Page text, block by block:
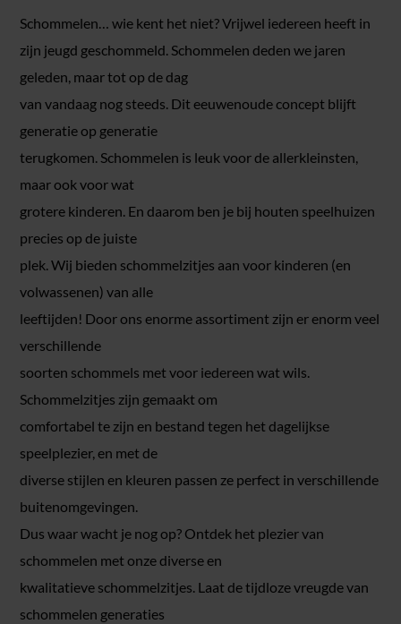
Schommelen… wie kent het niet? Vrijwel iedereen heeft in
zijn jeugd geschommeld. Schommelen deden we jaren
geleden, maar tot op de dag
van vandaag nog steeds. Dit eeuwenoude concept blijft
generatie op generatie
terugkomen. Schommelen is leuk voor de allerkleinsten,
maar ook voor wat
grotere kinderen. En daarom ben je bij houten speelhuizen
precies op de juiste
plek. Wij bieden schommelzitjes aan voor kinderen (en
volwassenen) van alle
leeftijden! Door ons enorme assortiment zijn er enorm veel
verschillende
soorten schommels met voor iedereen wat wils.
Schommelzitjes zijn gemaakt om
comfortabel te zijn en bestand tegen het dagelijkse
speelplezier, en met de
diverse stijlen en kleuren passen ze perfect in verschillende
buitenomgevingen.
Dus waar wacht je nog op? Ontdek het plezier van
schommelen met onze diverse en
kwalitatieve schommelzitjes. Laat de tijdloze vreugde van
schommelen generaties